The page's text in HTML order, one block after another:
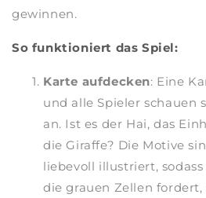
gewinnen.
So funktioniert das Spiel:
Karte aufdecken: Eine
und alle Spieler schauen
an. Ist es der Hai, das
die Giraffe? Die Motive
liebevoll illustriert,
die grauen Zellen